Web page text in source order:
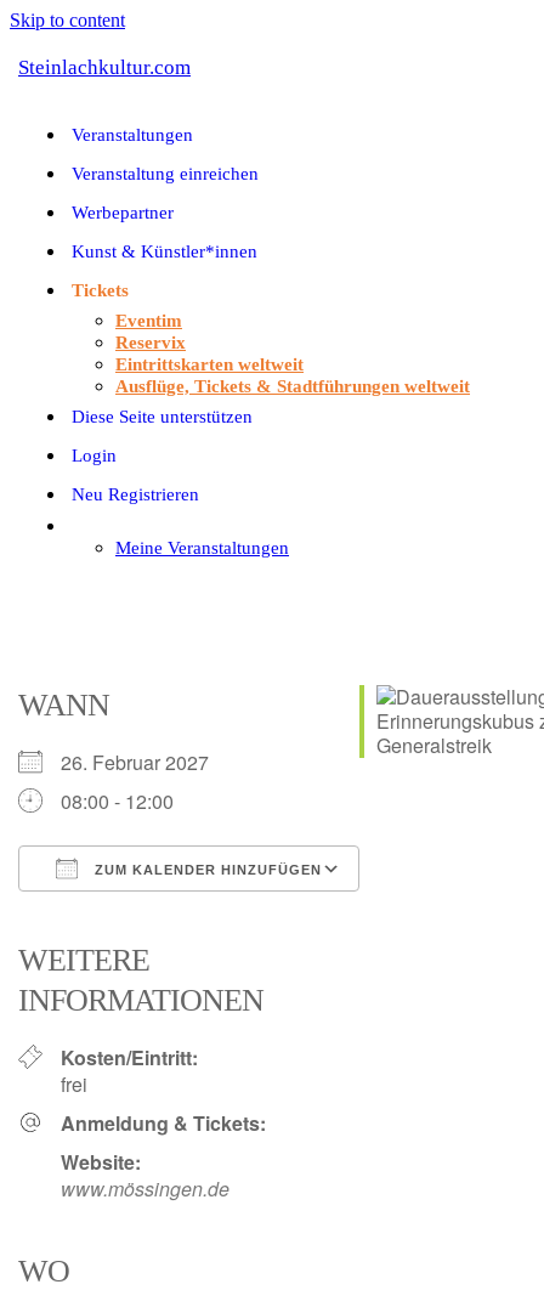
Skip to content
Steinlachkultur.com
Veranstaltungen
Veranstaltung einreichen
Werbepartner
Kunst & Künstler*innen
Tickets
Eventim
Reservix
Eintrittskarten weltweit
Ausflüge, Tickets & Stadtführungen weltweit
Diese Seite unterstützen
Login
Neu Registrieren
Meine Veranstaltungen
WANN
26. Februar 2027
08:00 - 12:00
ZUM KALENDER HINZUFÜGEN
WEITERE
INFORMATIONEN
Kosten/Eintritt:
frei
Anmeldung & Tickets:
Website:
www.mössingen.de
WO